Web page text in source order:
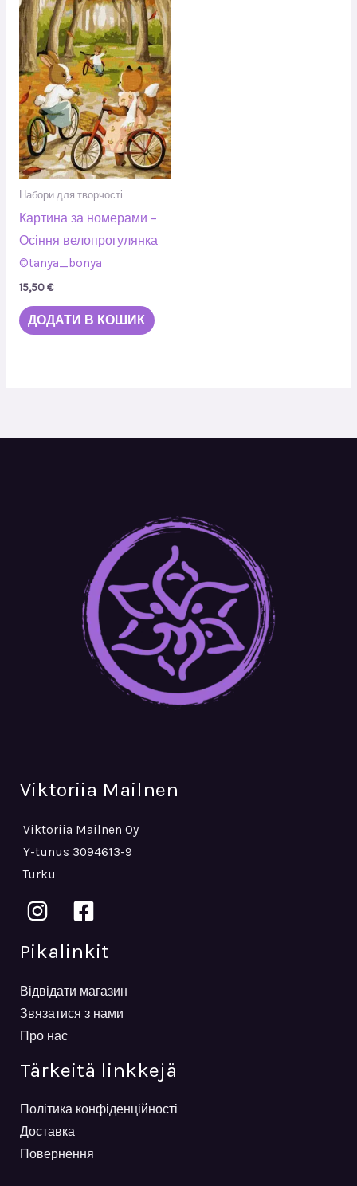
Набори для творчості
Картина за номерами –
Осіння велопрогулянка
©tanya_bonya
15,50€
ДОДАТИ В КОШИК
Viktoriia Mailnen
Viktoriia Mailnen Oy
Y-tunus 3094613-9
Turku
Pikalinkit
Відвідати магазин
Звязатися з нами
Про нас
Tärkeitä linkkejä
Політика конфіденційності
Доставка
Повернення